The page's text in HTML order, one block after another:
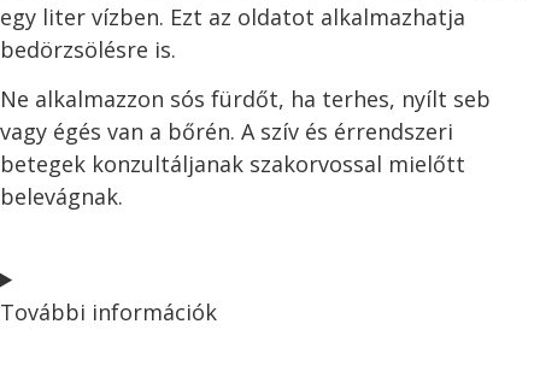
egy liter vízben. Ezt az oldatot alkalmazhatja
bedörzsölésre is.
Ne alkalmazzon sós fürdőt, ha terhes, nyílt seb
vagy égés van a bőrén. A szív és érrendszeri
betegek konzultáljanak szakorvossal mielőtt
belevágnak.
További információk